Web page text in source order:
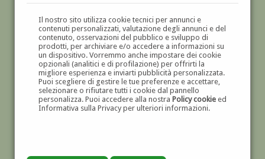
Il nostro sito utilizza cookie tecnici per annunci e
contenuti personalizzati, valutazione degli annunci e del
contenuto, osservazioni del pubblico e sviluppo di
prodotti, per archiviare e/o accedere a informazioni su
un dispositivo. Vorremmo anche impostare dei cookie
opzionali (analitici e di profilazione) per offrirti la
migliore esperienza e inviarti pubblicità personalizzata.
Puoi scegliere di gestire le tue preferenze e accettare,
selezionare o rifiutare tutti i cookie dal pannello
personalizza. Puoi accedere alla nostra Policy cookieed
Informativa sulla Privacy per ulteriori informazioni.
GALLERIAD'ARTE
DIPINTI E SCULTURE '800 E '900